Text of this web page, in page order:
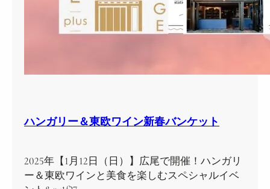
ハンガリー＆東欧ワイン新春バンケット
2025年【1月12日（日）】広尾で開催！ハンガリ
ー＆東欧ワインと美食を楽しむスペシャルイベ